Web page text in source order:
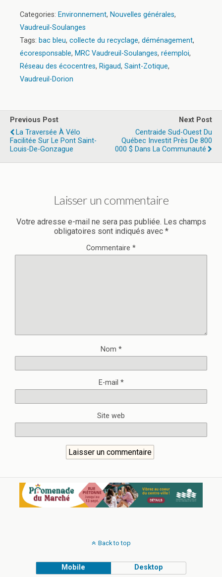
Categories: Environnement, Nouvelles générales,
Vaudreuil-Soulanges
Tags: bac bleu, collecte du recyclage, déménagement,
écoresponsable, MRC Vaudreuil-Soulanges, réemploi,
Réseau des écocentres, Rigaud, Saint-Zotique,
Vaudreuil-Dorion
Previous Post
La Traversée À Vélo
Facilitée Sur Le Pont Saint-
Louis-De-Gonzague
Next Post
Centraide Sud-Ouest Du
Québec Investit Près De 800
000 $ Dans La Communauté
Laisser un commentaire
Votre adresse e-mail ne sera pas publiée. Les champs
obligatoires sont indiqués avec *
Commentaire *
Nom *
E-mail *
Site web
Back to top
Mobile Desktop